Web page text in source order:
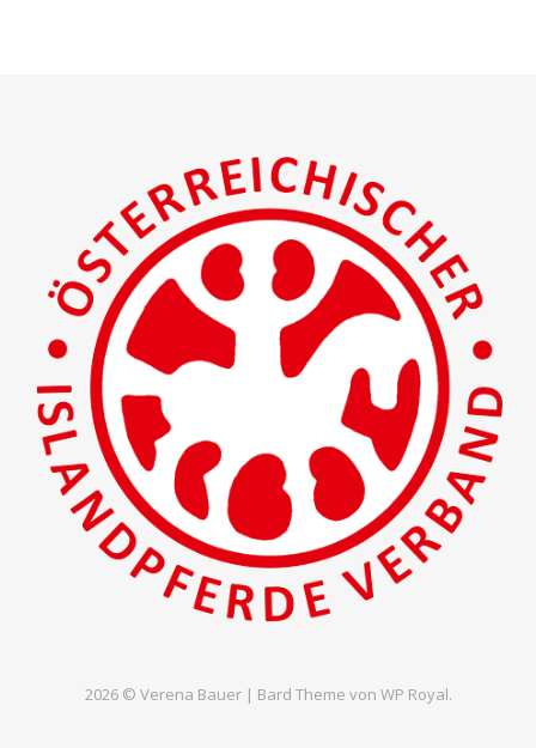
2026 © Verena Bauer | Bard Theme von WP Royal.